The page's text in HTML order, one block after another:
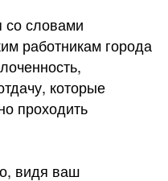
со словами
работникам города
которые
проходить
видя ваш